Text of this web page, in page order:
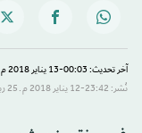
آخر تحديث: 00:03-13 يناير 2018 م ـ 26 ربيع الثاني 1439 هـ
نُشر: 23:42-12 يناير 2018 م ـ 25 ربيع الثاني 1439 هـ